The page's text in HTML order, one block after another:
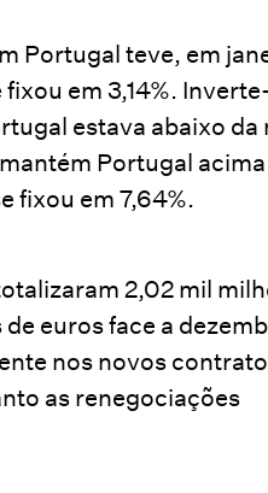
Portugal teve, em
em 3,14%.
estava abaixo da
Portugal
fixou em 7,64%.
2,02 mil
euros face a
nos novos
as renegociações